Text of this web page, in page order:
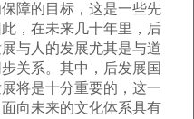
障的目标，这是一些先
，在未来几十年里，后
与人的发展尤其是与道
关系。其中，后发展国
将是十分重要的，这一
向未来的文化体系具有